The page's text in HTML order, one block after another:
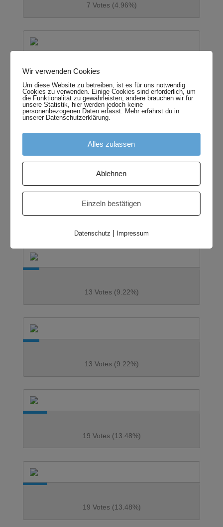
7 Votes (4.96%)
7 Votes (4.96%)
11 Votes (7.80%)
13 Votes (9.22%)
13 Votes (9.22%)
19 Votes (13.48%)
19 Votes (13.48%)
Wir verwenden Cookies
Um diese Website zu betreiben, ist es für uns notwendig
Cookies zu verwenden. Einige Cookies sind erforderlich, um
die Funktionalität zu gewährleisten, andere brauchen wir für
unsere Statistik, hier werden jedoch keine
personenbezogenen Daten erfasst. Mehr erfährst du in
unserer Datenschutzerklärung.
Alles zulassen
Ablehnen
Einzeln bestätigen
Datenschutz | Impressum